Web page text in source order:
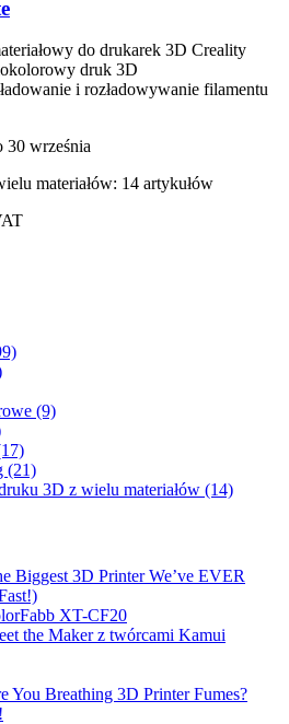
do drukarek 3D Creality
druk 3D
i rozładowywanie filamentu
30 września
materiałów: 14 artykułów
(9)
(21)
3D z wielu materiałów (14)
Biggest 3D Printer We’ve EVER
XT-CF20
the Maker z twórcami Kamui
You Breathing 3D Printer Fumes?